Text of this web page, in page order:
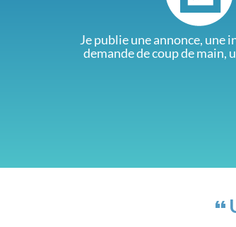
Je publie une annonce, une
demande de coup de main,